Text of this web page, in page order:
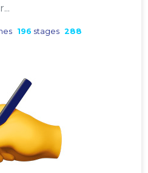
196 stages 288